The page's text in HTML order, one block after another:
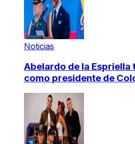
Noticias
Abelardo de la Espriella
como presidente de